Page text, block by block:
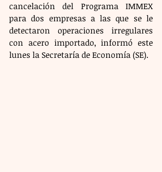
cancelación del Programa IMMEX
para dos empresas a las que se le
detectaron operaciones irregulares
con acero importado, informó este
lunes la Secretaría de Economía (SE).